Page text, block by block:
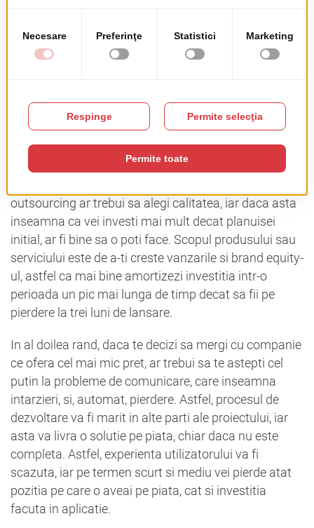
#5 – Care sunt costurile?
sunt cateva lucruri pe care ar trebui sa le ai in vedere.
In primul rand, bugetul alocat initial pentru valoarea
totala a unui proiect ar trebui sa poata fi marit, in caz
outsourcing ar trebui sa alegi calitatea, iar daca asta
inseamna ca vei investi mai mult decat planuisei
initial, ar fi bine sa o poti face. Scopul produsului sau
serviciului este de a-ti creste vanzarile si brand equity-
ul, astfel ca mai bine amortizezi investitia intr-o
perioada un pic mai lunga de timp decat sa fii pe
pierdere la trei luni de lansare.
In al doilea rand, daca te decizi sa mergi cu companie
ce ofera cel mai mic pret, ar trebui sa te astepti cel
putin la probleme de comunicare, care inseamna
intarzieri, si, automat, pierdere. Astfel, procesul de
dezvoltare va fi marit in alte parti ale proiectului, iar
asta va livra o solutie pe piata, chiar daca nu este
completa. Astfel, experienta utilizatorului va fi
scazuta, iar pe termen scurt si mediu vei pierde atat
pozitia pe care o aveai pe piata, cat si investitia
facuta in aplicatie.